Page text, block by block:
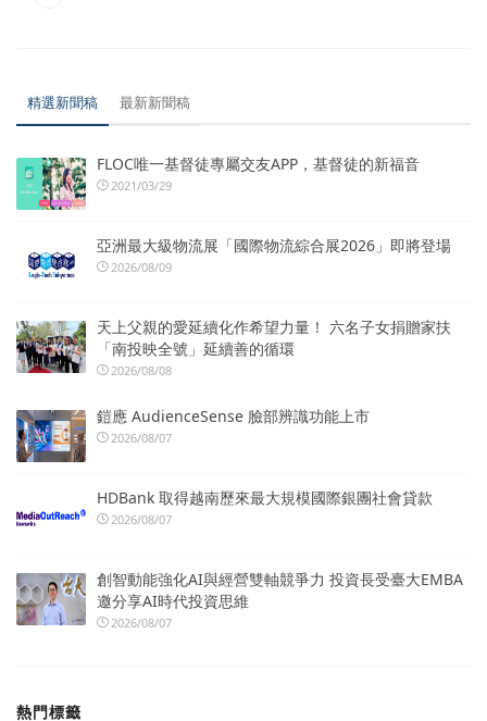
精選新聞稿 最新新聞稿
FLOC唯一基督徒專屬交友APP，基督徒的新福音
2021/03/29
亞洲最大級物流展「國際物流綜合展2026」即將登場
2026/08/09
天上父親的愛延續化作希望力量！ 六名子女捐贈家扶
「南投映全號」延續善的循環
2026/08/08
鎧應 AudienceSense 臉部辨識功能上市
2026/08/07
HDBank 取得越南歷來最大規模國際銀團社會貸款
2026/08/07
創智動能強化AI與經營雙軸競爭力 投資長受臺大EMBA
邀分享AI時代投資思維
2026/08/07
熱門標籤